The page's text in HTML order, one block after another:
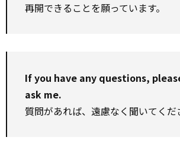
再開できることを願っています。
If you have any questions,
ask me.
質問があれば、遠慮なく聞いてくだ